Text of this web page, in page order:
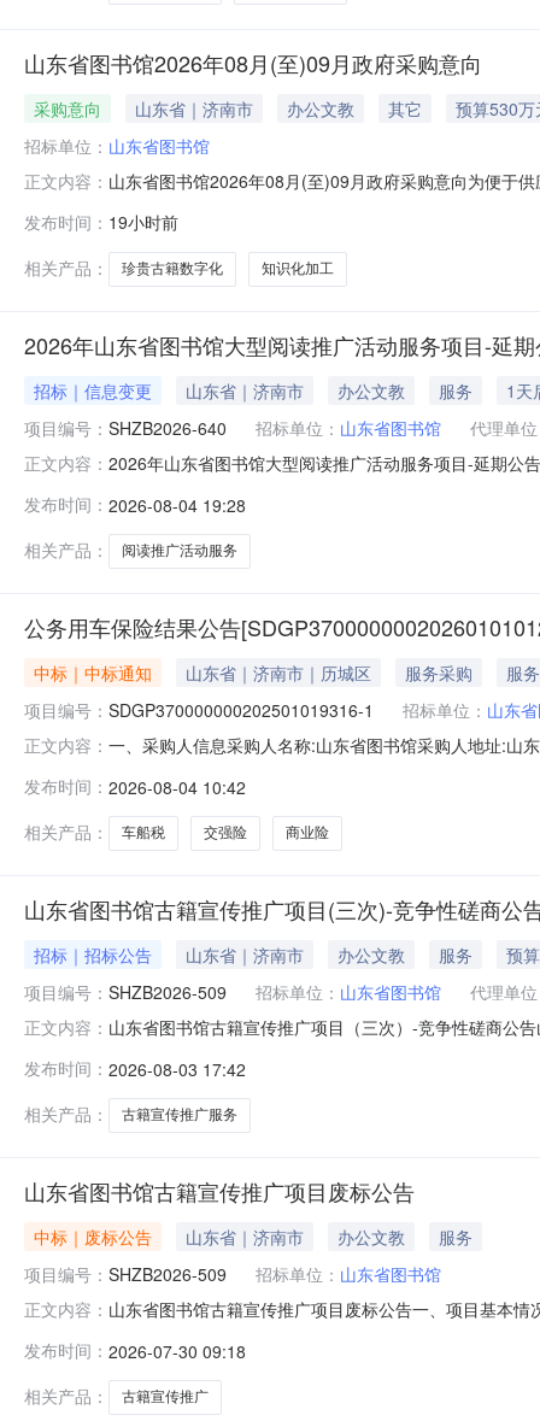
山东省图书馆2026年08月(至)09月政府采购意向
采购意向 山东省｜济南市 办公文教 其它
预算530万
招标单位： 山东省图书馆
正文内容： 山东省图书馆2026年08月(至)09月政府采购意向为便于
智慧图书馆体系建设珍贵古籍数字*及其知识*加工项目
发布时间： 19小时前
相关产品：
珍贵古籍数字化 知识化加工
2026年山东省图书馆大型阅读推广活动服务项目-延
招标｜信息变更 山东省｜济南市 办公文教 服务
1天
项目编号： SHZB2026-640 招标单位： 山东省图书馆
代理单
正文内容： 2026年山东省图书馆大型阅读推广活动服务项目-延期公
前，工作时间8:30—17:30(北京时间，节假日除外)。四
发布时间： 2026-08-04 19:28
相关产品：
阅读推广活动服务
公务用车保险结果公告
中标｜中标通知 山东省｜济南市｜历城区 服务采购
服务
项目编号： SDGP370000000202501019316-1 招标单位： 山东
正文内容： 一、采购人信息采购人名称:山东省图书馆采购人地址:山
段项目名称:公务用车保险框架协议合同授予阶段项目编
发布时间： 2026-08-04 10:42
相关产品：
车船税 交强险 商业险
山东省图书馆古籍宣传推广项目(三次)-竞争性磋商公
招标｜招标公告 山东省｜济南市 办公文教 服务
预
项目编号： SHZB2026-509 招标单位： 山东省图书馆
代理单
正文内容： 山东省图书馆古籍宣传推广项目（三次）-竞争性磋商公
籍宣传推广项目预算金额：6万元最高限价：6万元采购
二、申请人的资格要求：1.具
发布时间： 2026-08-03 17:42
相关产品：
古籍宣传推广服务
山东省图书馆古籍宣传推广项目废标公告
中标｜废标公告 山东省｜济南市 办公文教
服务
项目编号： SHZB2026-509 招标单位： 山东省图书馆
正文内容： 山东省图书馆古籍宣传推广项目废标公告一、项目基本
系方式：0531-85590799(山东省图书馆)2.采购代理机构
发布时间： 2026-07-30 09:18
相关产品：
古籍宣传推广